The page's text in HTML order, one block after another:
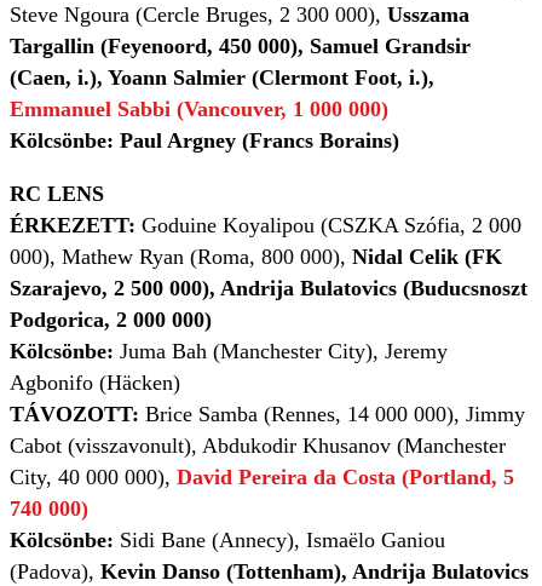
Steve Ngoura (Cercle Bruges, 2 300 000), Usszama
Targallin (Feyenoord, 450 000), Samuel Grandsir
(Caen, i.), Yoann Salmier (Clermont Foot, i.),
Emmanuel Sabbi (Vancouver, 1 000 000)
Kölcsönbe: Paul Argney (Francs Borains)
RC LENS
ÉRKEZETT: Goduine Koyalipou (CSZKA Szófia, 2 000
000), Mathew Ryan (Roma, 800 000), Nidal Celik (FK
Szarajevo, 2 500 000), Andrija Bulatovics (Buducsnoszt
Podgorica, 2 000 000)
Kölcsönbe: Juma Bah (Manchester City), Jeremy
Agbonifo (Häcken)
TÁVOZOTT: Brice Samba (Rennes, 14 000 000), Jimmy
Cabot (visszavonult), Abdukodir Khusanov (Manchester
City, 40 000 000), David Pereira da Costa (Portland, 5
740 000)
Kölcsönbe: Sidi Bane (Annecy), Ismaëlo Ganiou
(Padova), Kevin Danso (Tottenham), Andrija Bulatovics